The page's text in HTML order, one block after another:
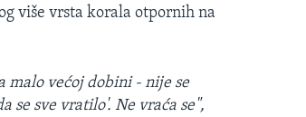
više vrsta korala otpornih na
malo većoj dobini - nije se
se sve vratilo'. Ne vraća se",